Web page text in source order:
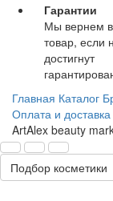
Гарантии
Мы вернем
товар, если
достигнут
Главная Каталог
Оплата и доставка
ArtAlex beauty
Подбор косметики